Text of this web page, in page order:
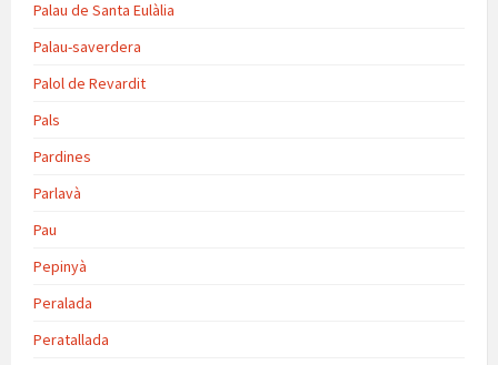
Palau de Santa Eulàlia
Palau-saverdera
Palol de Revardit
Pals
Pardines
Parlavà
Pau
Pepinyà
Peralada
Peratallada